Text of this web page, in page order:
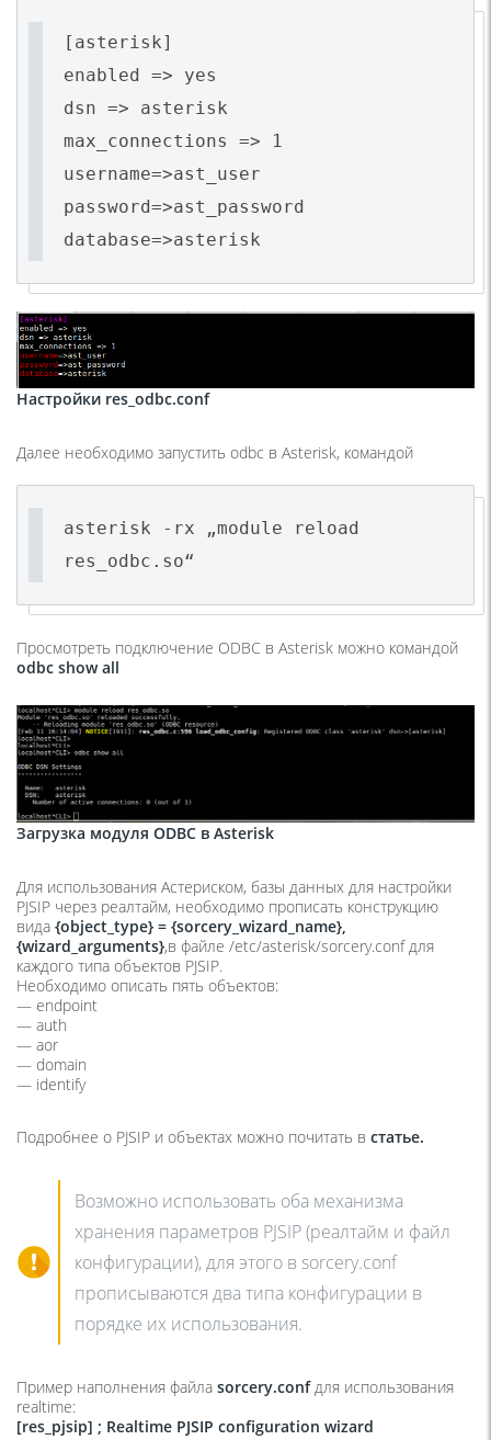
[asterisk]
enabled => yes
dsn => asterisk
max_connections => 1
username=>ast_user
password=>ast_password
database=>asterisk
Настройки res_odbc.conf
Далее необходимо запустить odbc в Asterisk, командой
asterisk -rx „module reload
res_odbc.so“
Просмотреть подключение ODBC в Asterisk можно командой
odbc show all
Загрузка модуля ODBC в Asterisk
Для использования Астериском, базы данных для настройки
PJSIP через реалтайм, необходимо прописать конструкцию
вида {object_type} = {sorcery_wizard_name},
{wizard_arguments},в файле /etc/asterisk/sorcery.conf для
каждого типа объектов PJSIP.
Необходимо описать пять объектов:
— endpoint
— auth
— aor
— domain
— identify
Подробнее о PJSIP и объектах можно почитать в статье.
Возможно использовать оба механизма
хранения параметров PJSIP (реалтайм и файл
конфигурации), для этого в sorcery.conf
прописываются два типа конфигурации в
порядке их использования.
Пример наполнения файла sorcery.confдля использования
realtime:
[res_pjsip] ; Realtime PJSIP configuration wizard